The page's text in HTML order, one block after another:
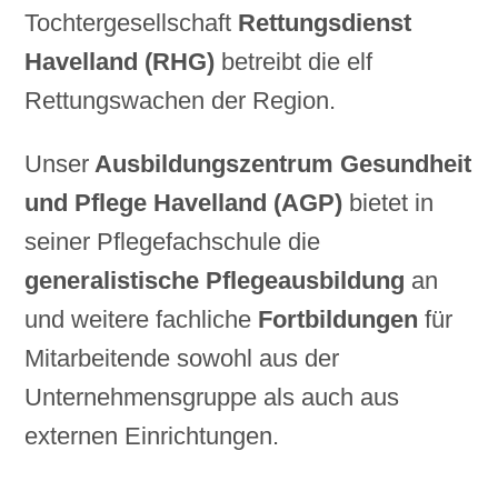
Tochtergesellschaft Rettungsdienst
Havelland (RHG) betreibt die elf
Rettungswachen der Region.
Unser Ausbildungszentrum Gesundheit
und Pflege Havelland (AGP) bietet in
seiner Pflegefachschule die
generalistische Pflegeausbildung an
und weitere fachliche Fortbildungen für
Mitarbeitende sowohl aus der
Unternehmensgruppe als auch aus
externen Einrichtungen.